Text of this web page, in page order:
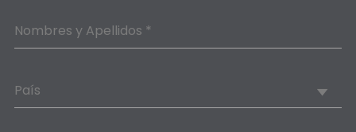
Nombres y Apellidos *
País